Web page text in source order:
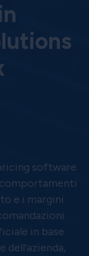
software
e i margini
in base
dell'azienda,